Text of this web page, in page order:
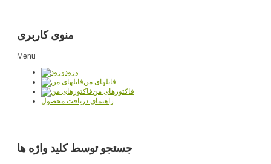
منوی کاربری
Menu
ورود
فایلهای من
فاکتورهای من
راهنمای دریافت محصول
جستجو توسط کلید واژه ها